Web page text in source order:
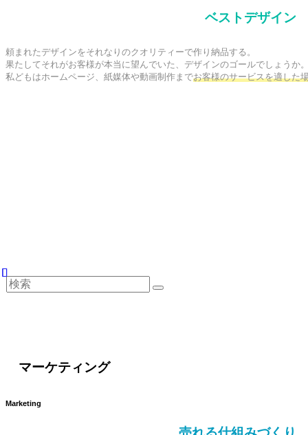
ベストデザイン
頼まれたデザインをそれなりのクオリティーで作り納品する。
果たしてそれがお客様が本当に望んでいた、デザインのゴールでしょうか
私どもはホームページ、紙媒体や動画制作までお客様のサービスを適した
マーケティング
Marketing